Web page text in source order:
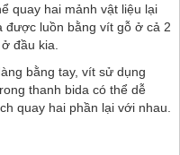
quay hai mảnh vật liệu lại
được luồn bằng vít gỗ ở cả 2
đầu kia.
bằng tay, vít sử dụng
thanh bida có thể dễ
quay hai phần lại với nhau.